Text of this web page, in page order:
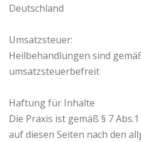
Deutschland
Umsatzsteuer:
Heilbehandlungen sind
umsatzsteuerbefreit
Haftung für Inhalte
Die Praxis ist gemäß § 7
auf diesen Seiten nach den